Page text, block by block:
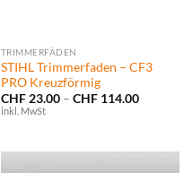
TRIMMERFÄDEN
STIHL Trimmerfaden – CF3
PRO Kreuzförmig
CHF23.00 – CHF114.00
inkl. MwSt